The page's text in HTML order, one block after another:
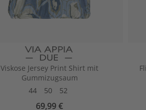
Viskose Jersey Print Shirt mit
Gummizugsaum
44
50 52
69,99 €